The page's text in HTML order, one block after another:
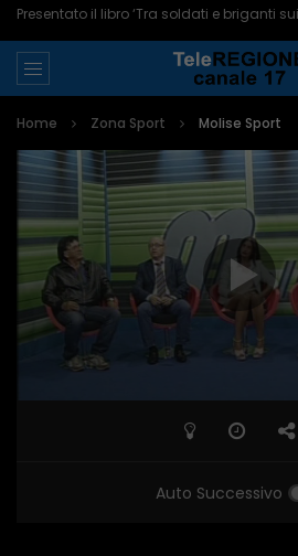
Home Zona Sport Molise Sport
Auto Successivo